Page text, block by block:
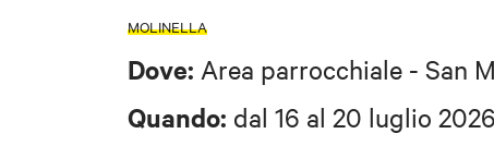
MOLINELLA
Dove: Area parrocchiale - San
Quando: dal 16 al 20 luglio 2026